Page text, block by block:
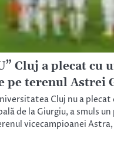
Cluj a plecat cu
pe terenul Astrei
Cluj nu a plecat
de la Giurgiu, a smuls
vicecampioanei